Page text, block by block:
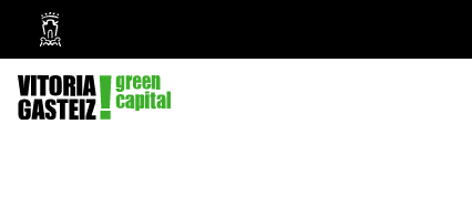
Ayuntamiento
Vitoria-
Gasteiz